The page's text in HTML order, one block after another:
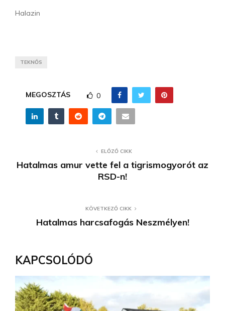
Halazin
TEKNŐS
MEGOSZTÁS 0
ELŐZŐ CIKK
Hatalmas amur vette fel a tigrismogyorót az
RSD-n!
KÖVETKEZŐ CIKK
Hatalmas harcsafogás Neszmélyen!
KAPCSOLÓDÓ